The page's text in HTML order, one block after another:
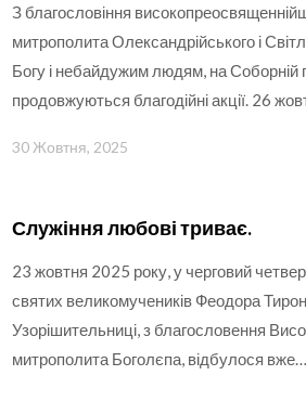
З благословіння
митрополита Олександрійського і
Богу і небайдужим людям, на Соборній
продовжуються благодійні акції. 26
30 Жовтня, 2025
Служіння любові триває.
23 жовтня 2025 року, у черговий
святих великомучеників Феодора
Узорішительниці, з благословення
митрополита Боголєпа, відбулося вже…